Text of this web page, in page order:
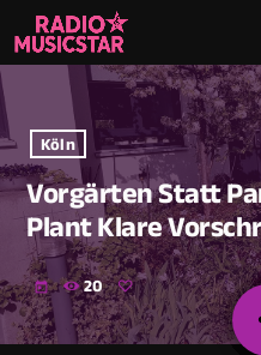
Köln
Vorgärten Statt
Plant Klare
today 20